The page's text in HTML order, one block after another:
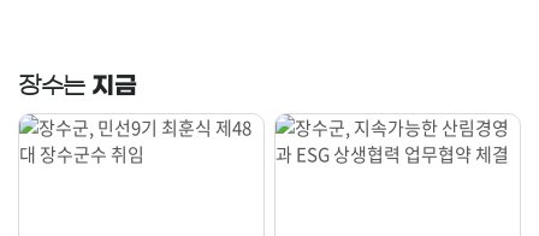
장수는 지금